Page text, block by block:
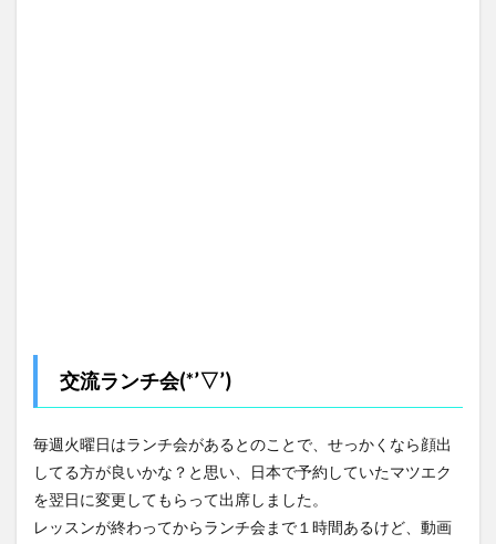
交流ランチ会(*’▽’)
毎週火曜日はランチ会があるとのことで、せっかくなら顔出
してる方が良いかな？と思い、日本で予約していたマツエク
を翌日に変更してもらって出席しました。
レッスンが終わってからランチ会まで１時間あるけど、動画